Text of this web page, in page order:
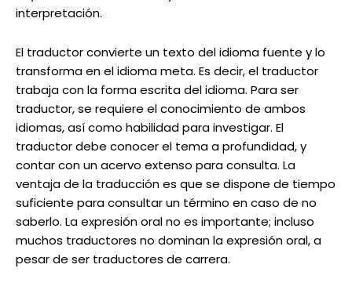
interpretación.
El traductor convierte un texto del idioma fuente y lo
transforma en el idioma meta. Es decir, el traductor
trabaja con la forma escrita del idioma. Para ser
traductor, se requiere el conocimiento de ambos
idiomas, así como habilidad para investigar. El
traductor debe conocer el tema a profundidad, y
contar con un acervo extenso para consulta. La
ventaja de la traducción es que se dispone de tiempo
suficiente para consultar un término en caso de no
saberlo. La expresión oral no es importante; incluso
muchos traductores no dominan la expresión oral, a
pesar de ser traductores de carrera.